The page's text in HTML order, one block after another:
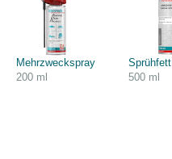
Mehrzweckspray
200 ml
Sprühfett
500 ml